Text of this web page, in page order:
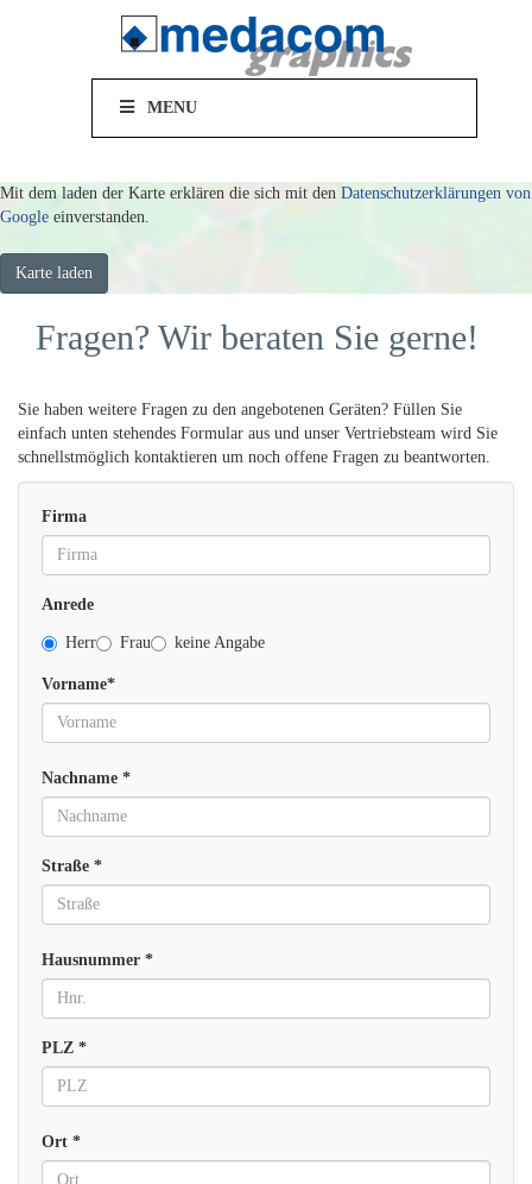
MENU
Mit dem laden der Karte erklären die sich mit den Datenschutzerklärungen von
Google einverstanden.
Karte laden
Fragen? Wir beraten Sie gerne!
Sie haben weitere Fragen zu den angebotenen Geräten? Füllen Sie
einfach unten stehendes Formular aus und unser Vertriebsteam wird Sie
schnellstmöglich kontaktieren um noch offene Fragen zu beantworten.
Please leave this field empty.
Firma
Anrede
Herr Frau keine Angabe
Vorname*
Nachname *
Straße *
Hausnummer *
PLZ *
Ort *